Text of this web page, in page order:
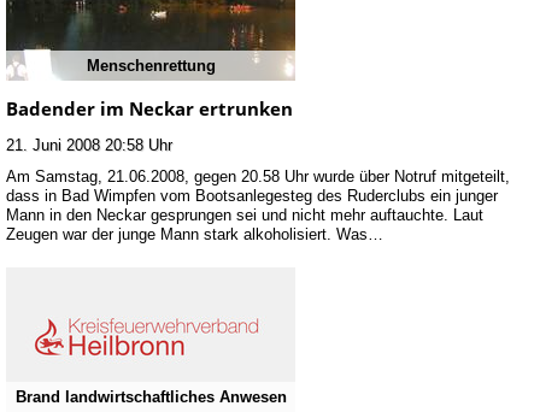
Menschenrettung
Badender im Neckar ertrunken
21. Juni 2008 20:58 Uhr
Am Samstag, 21.06.2008, gegen 20.58 Uhr wurde über Notruf mitgeteilt,
dass in Bad Wimpfen vom Bootsanlegesteg des Ruderclubs ein junger
Mann in den Neckar gesprungen sei und nicht mehr auftauchte. Laut
Zeugen war der junge Mann stark alkoholisiert. Was…
Brand landwirtschaftliches Anwesen